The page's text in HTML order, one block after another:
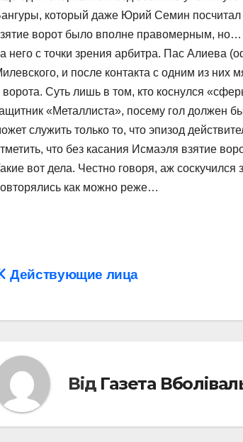
который даже Юрий Семин
ворот было вполне правомерным,
него с точки зрения арбитра. Пас Алиева
и после контакта с одним из них
ворота. Суть лишь в том, кто коснулся
«Металлиста», посему гол должен
служить только то, что эпизод
что без касания Исмаэля взятие
вот дела. Честно говоря, аж
как можно реже…
Действующие лица
Від Газета